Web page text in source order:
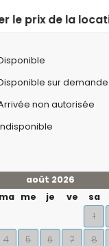
cliquant sur les
sur demande
non autorisée
août 2026
ma me je ve sa
1
4 5 6 7 8